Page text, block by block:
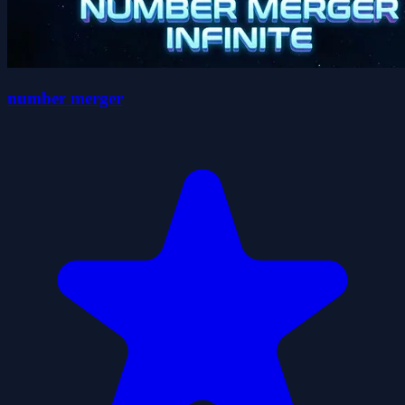
number merger